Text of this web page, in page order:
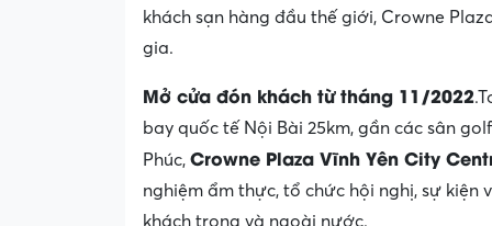
khách sạn hàng đầu thế giới, Crowne
gia.
Mở cửa đón khách từ tháng 11/2022
bay quốc tế Nội Bài 25km, gần các sân
Phúc, Crowne Plaza Vĩnh Yên City
nghiệm ẩm thực, tổ chức hội nghị, sự kiện
khách trong và ngoài nước.